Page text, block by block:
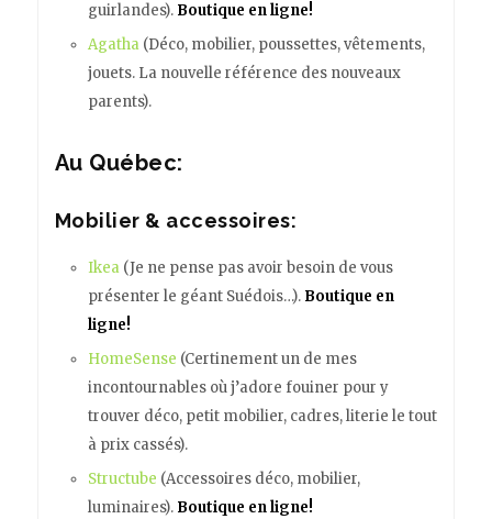
guirlandes). Boutique en ligne!
Agatha(Déco, mobilier, poussettes, vêtements,
jouets. La nouvelle référence des nouveaux
parents).
Au Québec:
Mobilier & accessoires:
Ikea(Je ne pense pas avoir besoin de vous
présenter le géant Suédois…). Boutique en
ligne!
HomeSense (Certinement un de mes
incontournables où j’adore fouiner pour y
trouver déco, petit mobilier, cadres, literie le tout
à prix cassés).
Structube (Accessoires déco, mobilier,
luminaires). Boutique en ligne!